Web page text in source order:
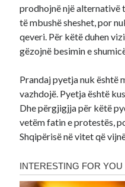
prodhojnë një alternativë
të mbushë sheshet, por
qeveri. Për këtë duhen
gëzojnë besimin e
Prandaj pyetja nuk është
vazhdojë. Pyetja është
Dhe përgjigjja për këtë
vetëm fatin e protestës,
Shqipërisë në vitet që